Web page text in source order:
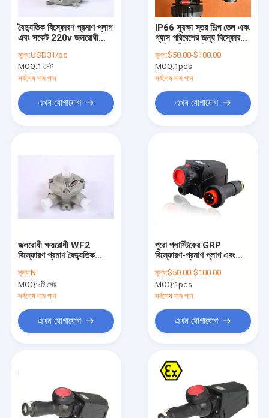
ভিডিও
বৈদ্যুতিক বিস্ফোরণ প্রমাণ প্লাগ
এবং সকেট 220v জলরোধী
মূল্য:USD31/pc
MOQ:1 সেট
সর্বশেষ দাম পান
এখন যোগাযোগ
IP66 সুরক্ষা স্তর শিল্প তেল এবং
গ্যাস পরিবেশের জন্য বিস্ফোরণ
সকেট
মূল্য:$50.00-$100.00
MOQ:1pcs
সর্বশেষ দাম পান
এখন যোগাযোগ
জলরোধী ক্ষয়রোধী WF2
বিস্ফোরণ প্রমাণ বৈদ্যুতিক
অ্যালুমিনিয়াম IP65 ২ ৩ প্রবেশ
অনুভূমিক
মূল্য:N
MOQ:১টি সেট
সর্বশেষ দাম পান
এখন যোগাযোগ
পুরো প্লাস্টিকের GRP
বিস্ফোরণ-প্রমাণ প্লাগ এবং
তারের সংখ্যা 2 ইলেকট্রিক
সংযোগকারী শিল্পের জন্য
মূল্য:$50.00-$100.00
MOQ:1pcs
সর্বশেষ দাম পান
এখন যোগাযোগ